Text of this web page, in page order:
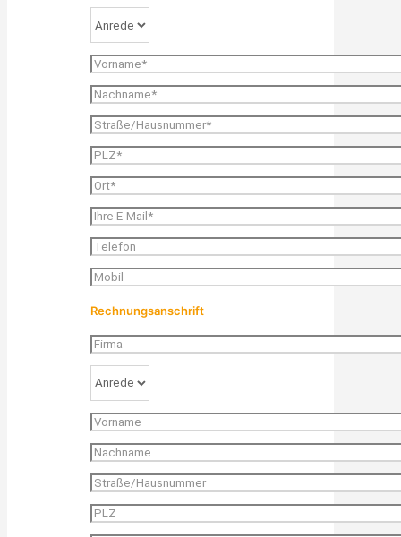
Rechnungsanschrift